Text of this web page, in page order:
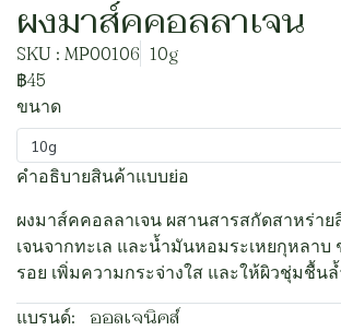
ผงมาส์คคอลลาเจน
SKU : MP00106 10g
฿45
ขนาด
10g
คำอธิบายสินค้าแบบย่อ
ผงมาส์คคอลลาเจน ผสานสารสกัดสาหร่า
เจนจากทะเล และน้ำมันหอมระเหยกุหลาบ
รอย เพิ่มความกระจ่างใส และให้ผิวชุ่มชื้น
แบรนด์: ออลเจนิคส์